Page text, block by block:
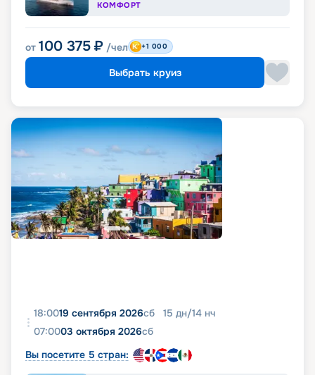
КОМФОРТ
от 100 375 ₽ /чел +1 000
Выбрать круиз
18:0019 сентября 2026сб 15 дн/14 нч
07:0003 октября 2026сб
Вы посетите 5 стран: